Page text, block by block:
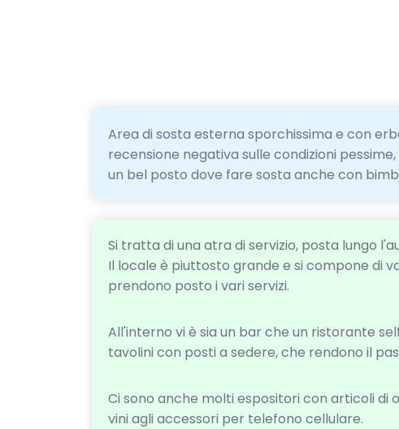
Area di sosta esterna sporchissima e con
recensione negativa sulle condizioni
un bel posto dove fare sosta anche con
Si tratta di una atra di servizio, posta lungo
Il locale è piuttosto grande e si compone di
prendono posto i vari servizi.
All'interno vi è sia un bar che un ristorante
tavolini con posti a sedere, che rendono il
Ci sono anche molti espositori con articoli di
vini agli accessori per telefono cellulare.